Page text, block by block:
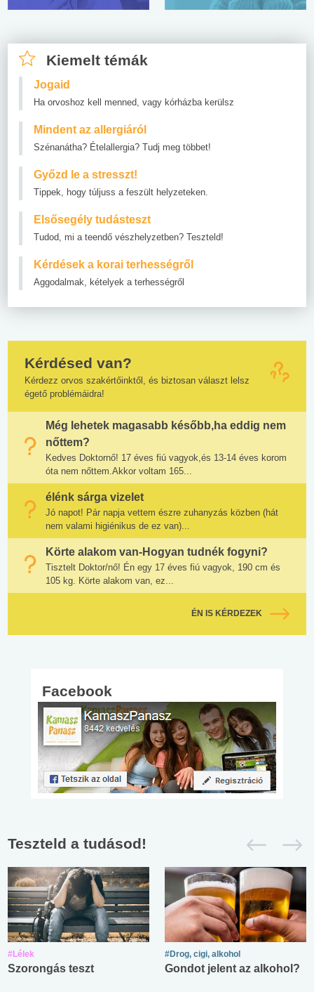
Kiemelt témák
Jogaid
Ha orvoshoz kell menned, vagy kórházba kerülsz
Mindent az allergiáról
Szénanátha? Ételallergia? Tudj meg többet!
Győzd le a stresszt!
Tippek, hogy túljuss a feszült helyzeteken.
Elsősegély tudásteszt
Tudod, mi a teendő vészhelyzetben? Teszteld!
Kérdések a korai terhességről
Aggodalmak, kételyek a terhességről
Kérdésed van?
Kérdezz orvos szakértőinktől, és biztosan választ lelsz
égető problémáidra!
Még lehetek magasabb később,ha eddig nem
nőttem?
Kedves Doktornő! 17 éves fiú vagyok,és 13-14 éves korom
óta nem nőttem.Akkor voltam 165...
élénk sárga vizelet
Jó napot! Pár napja vettem észre zuhanyzás közben (hát
nem valami higiénikus de ez van)...
Körte alakom van-Hogyan tudnék fogyni?
Tisztelt Doktor/nő! Én egy 17 éves fiú vagyok, 190 cm és
105 kg. Körte alakom van, ez...
ÉN IS KÉRDEZEK
Facebook
Teszteld a tudásod!
#Lélek
Szorongás teszt
#Drog, cigi, alkohol
Gondot jelent az alkohol?